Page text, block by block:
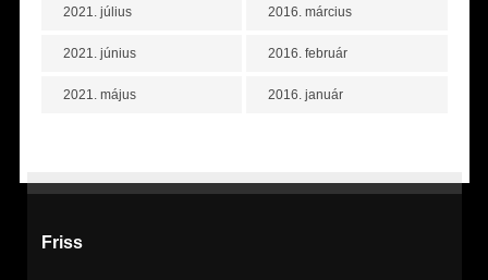
2021. július
2021. június
2021. május
2016. március
2016. február
2016. január
Friss